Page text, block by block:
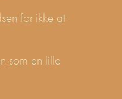
for ikke at
som en lille